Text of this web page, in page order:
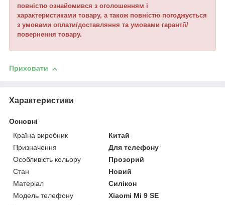
повністю ознайомився з оголошенням і
характеристиками товару, а також повністю погоджується
з умовами оплати/доставляння та умовами гарантії/
повернення товару.
Приховати
Характеристики
Основні
Країна виробник
Китай
Призначення
Для телефону
Особливість кольору
Прозорий
Стан
Новий
Матеріал
Силікон
Модель телефону
Xiaomi Mi 9 SE